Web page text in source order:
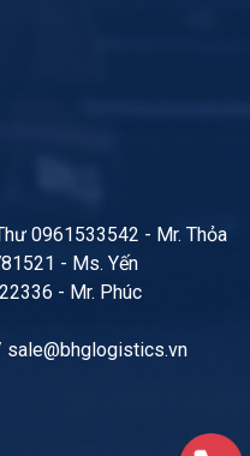
0961533542 - Mr. Thỏa
- Ms. Yến
- Mr. Phúc
sale@bhglogistics.vn